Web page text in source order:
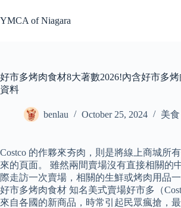
to
content
YMCA of Niagara
好市多烤肉食材8大著數2026!內含好市多
資料
benlau October 25, 2024 美食
Costco 的作夥來夯肉，則是將線上商城所
來的頁面。 雖然兩間賣場沒有直接相關的
際走訪一次賣場，相關的生鮮或烤肉用品
好市多烤肉食材 知名美式賣場好市多（
來自各國的新商品，時常引起民眾瘋搶，